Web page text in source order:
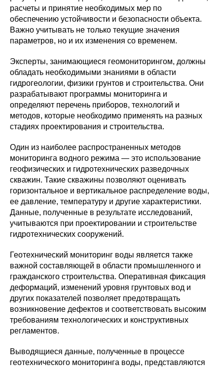
расчеты и принятие необходимых мер по
обеспечению устойчивости и безопасности объекта.
Важно учитывать не только текущие значения
параметров, но и их изменения со временем.
Эксперты, занимающиеся геомониторингом, должны
обладать необходимыми знаниями в области
гидрогеологии, физики грунтов и строительства. Они
разрабатывают программы мониторинга и
определяют перечень приборов, технологий и
методов, которые необходимо применять на разных
стадиях проектирования и строительства.
Один из наиболее распространенных методов
мониторинга водного режима — это использование
геофизических и гидротехнических разведочных
скважин. Такие скважины позволяют оценивать
горизонтальное и вертикальное распределение воды,
ее давление, температуру и другие характеристики.
Данные, полученные в результате исследований,
учитываются при проектировании и строительстве
гидротехнических сооружений.
Геотехнический мониторинг воды является также
важной составляющей в области промышленного и
гражданского строительства. Оперативная фиксация
деформаций, изменений уровня грунтовых вод и
других показателей позволяет предотвращать
возникновение дефектов и соответствовать высоким
требованиям технологических и конструктивных
регламентов.
Выводящиеся данные, полученные в процессе
геотехнического мониторинга воды, представляются